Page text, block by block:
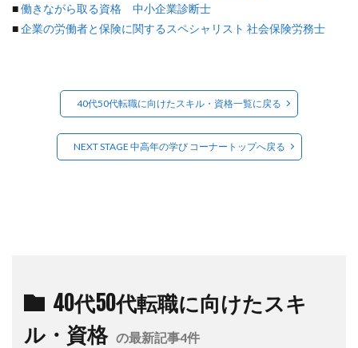
■働きながら取る資格 中小企業診断士
■企業の労働者と保険に関するスペシャリスト 社会保険労務士
40代50代転職に向けたスキル・資格一覧に戻る
NEXT STAGE 中高年の学び コーナートップへ戻る
40代50代転職に向けたスキ
ル・資格 の最新記事4件